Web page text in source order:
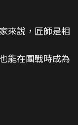
來說，匠師是相
能在團戰時成為